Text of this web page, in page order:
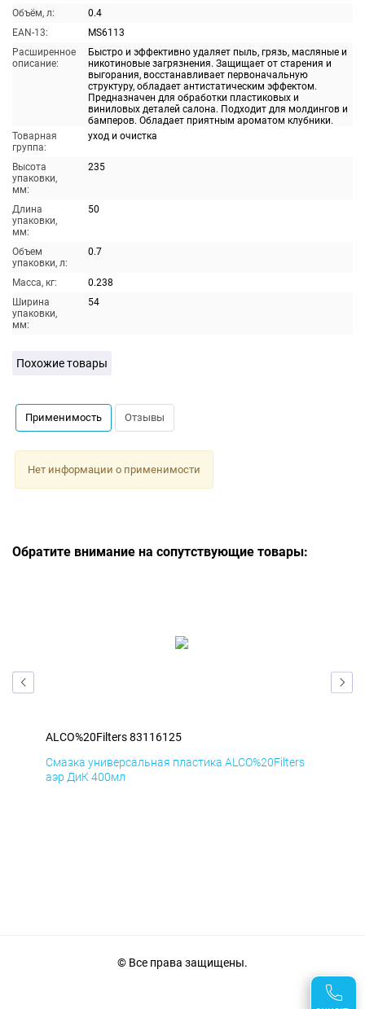
Объём, л:
0.4
EAN-13:
MS6113
Расширенное
описание:
Быстро и эффективно удаляет пыль, грязь, масляные и
никотиновые загрязнения. Защищает от старения и
выгорания, восстанавливает первоначальную
структуру, обладает антистатическим эффектом.
Предназначен для обработки пластиковых и
виниловых деталей салона. Подходит для молдингов и
бамперов. Обладает приятным ароматом клубники.
Товарная
группа:
уход и очистка
Высота
упаковки,
мм:
235
Длина
упаковки,
мм:
50
Объем
упаковки, л:
0.7
Масса, кг:
0.238
Ширина
упаковки,
мм:
54
Похожие товары
Применимость Отзывы
Нет информации о применимости
Обратите внимание на сопутствующие товары:
ALCO%20Filters 83116125
Смазка универсальная пластика ALCO%20Filters
аэр ДиК 400мл
© Все права защищены.